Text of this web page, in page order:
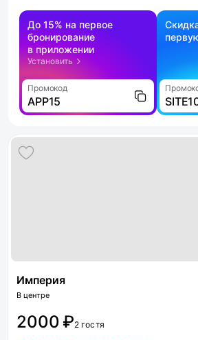
До 15% на первое
бронирование
в приложении
Установить
Промокод
APP15
Империя
В центре
2000 ₽2 гостя